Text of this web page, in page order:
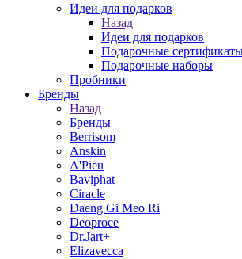
Идеи для подарков
Назад
Идеи для подарков
Подарочные
Подарочные наборы
Пробники
Бренды
Назад
Бренды
Berrisom
Anskin
A'Pieu
Baviphat
Ciracle
Daeng Gi Meo Ri
Deoproce
Dr.Jart+
Elizavecca